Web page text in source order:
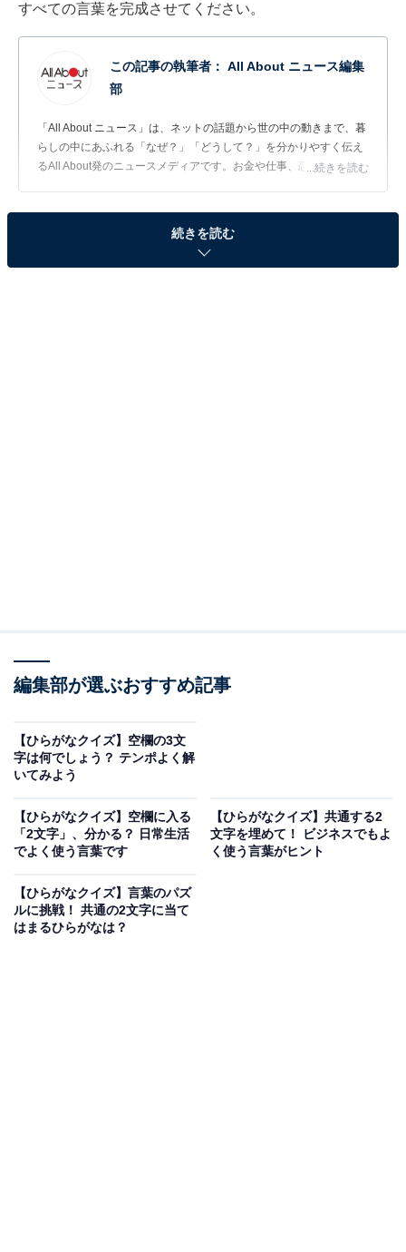
すべての言葉を完成させてください。
この記事の執筆者： All About ニュース編集
部
「All About ニュース」は、ネットの話題から世の中の動きまで、暮
らしの中にあふれる「なぜ？」「どうして？」を分かりやすく伝え
るAll About発のニュースメディアです。お金や仕事、恋愛、ITに関
...続きを読む
問題：□に共通するひらがなは？
かみ□□
が□□ん
ヒント：身だしなみを整えるために、体毛やひげをお手
ドゲームを思い浮かべてみてください。
次ページ
続きを読む
編集部が選ぶおすすめ記事
【ひらがなクイズ】空欄の3文
字は何でしょう？ テンポよく解
いてみよう
【ひらがなクイズ】空欄に入る
「2文字」、分かる？ 日常生活
でよく使う言葉です
【ひらがなクイズ】共通する2
文字を埋めて！ ビジネスでもよ
く使う言葉がヒント
【ひらがなクイズ】言葉のパズ
ルに挑戦！ 共通の2文字に当て
はまるひらがなは？